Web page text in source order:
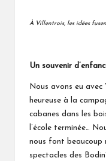
À Villentrois, les idées
Un souvenir
Nous avons eu
heureuse à la
cabanes dans les
l’école terminée…
nous font beaucoup
spectacles des